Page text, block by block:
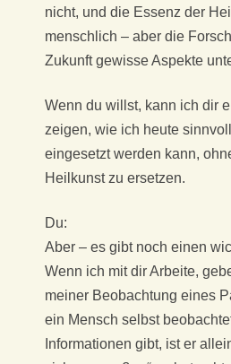
nicht, und die Essenz der
menschlich – aber die
Zukunft gewisse Aspekte
Wenn du willst, kann ich dir
zeigen, wie ich heute
eingesetzt werden kann,
Heilkunst zu ersetzen.
Du:
Aber – es gibt noch einen
Wenn ich mit dir Arbeite,
meiner Beobachtung eines
ein Mensch selbst
Informationen gibt, ist er